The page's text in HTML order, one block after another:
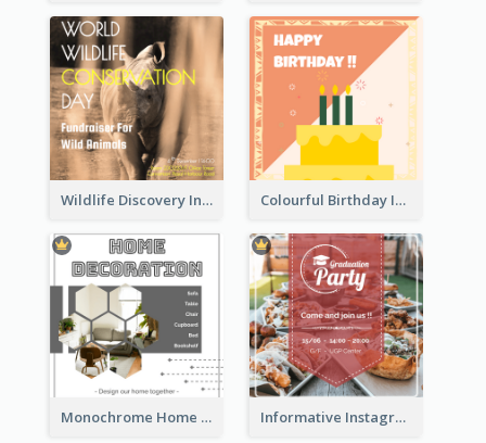
Wildlife Discovery Instagram Poster Design Colourful Birthday Instagram Post With Photo
Monochrome Home Decoration Sample Instagram Post Informative Instagram Post Of Graduation Celebrating Party